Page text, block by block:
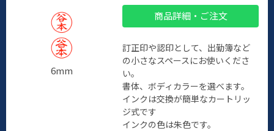
6mm
商品詳細・ご注文
訂正印や認印として、出勤簿など
の小さなスペースにお使いくださ
い。
書体、ボディカラーを選べます。
インクは交換が簡単なカートリッ
ジ式です
インクの色は朱色です。